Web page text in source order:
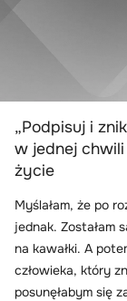
„Podpisuj i
w jednej chwili
życie
Myślałam, że po
jednak. Zostałam
na kawałki. A
człowieka, który
posunęłabym się